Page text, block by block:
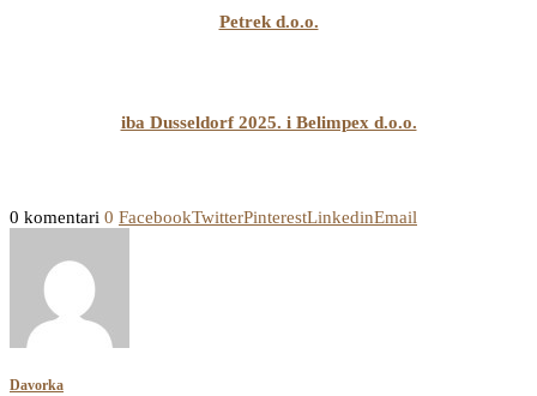
Petrek d.o.o.
iba Dusseldorf 2025. i Belimpex d.o.o.
0 komentari 0 FacebookTwitterPinterestLinkedinEmail
Davorka